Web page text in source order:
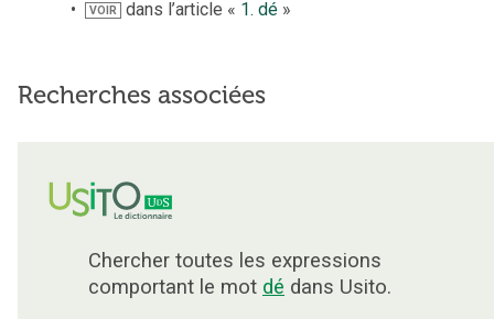
VOIR dans l’article « 1. dé »
Recherches associées
Chercher toutes les expressions
comportant le mot dé dans Usito.